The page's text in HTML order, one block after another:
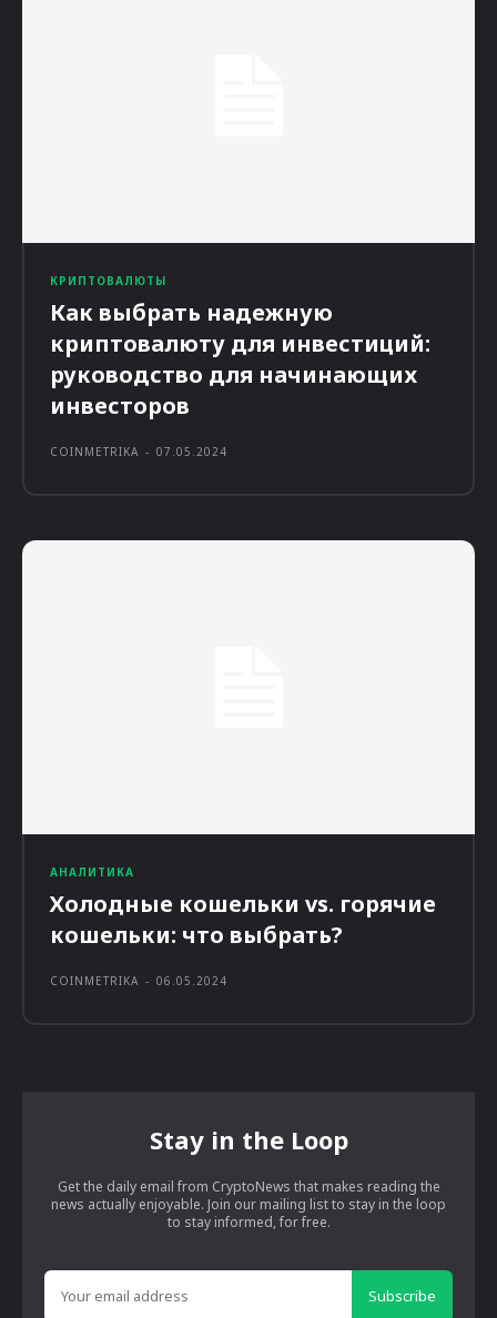
КРИПТОВАЛЮТЫ
Как выбрать надежную
криптовалюту для инвестиций:
руководство для начинающих
инвесторов
COINMETRIKA - 07.05.2024
АНАЛИТИКА
Холодные кошельки vs. горячие
кошельки: что выбрать?
COINMETRIKA - 06.05.2024
Stay in the Loop
Get the daily email from CryptoNews that makes reading the
news actually enjoyable. Join our mailing list to stay in the loop
to stay informed, for free.
Subscribe